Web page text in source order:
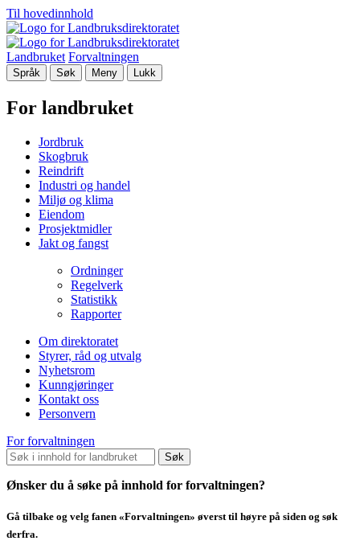
Til hovedinnhold
Landbruket Forvaltningen
Språk Søk Meny Lukk
For landbruket
Jordbruk
Skogbruk
Reindrift
Industri og handel
Miljø og klima
Eiendom
Prosjektmidler
Jakt og fangst
Ordninger
Regelverk
Statistikk
Rapporter
Om direktoratet
Styrer, råd og utvalg
Nyhetsrom
Kunngjøringer
Kontakt oss
Personvern
For forvaltningen
Søk
Ønsker du å søke på innhold for forvaltningen?
Gå tilbake og velg fanen «Forvaltningen» øverst til høyre på siden og søk
derfra.